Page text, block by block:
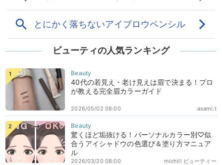
ビューティの人気ランキング
40代の若見え・老け見えは眉で決まる！プロ
が教える完全眉カラーガイド
asami.t
2026/05/02 08:00
驚くほど垢抜ける！パーソナルカラー別♡似
合うアイシャドウの色選び＆塗り方マニュア
ル
michill ビューティー
2026/03/20 08:00